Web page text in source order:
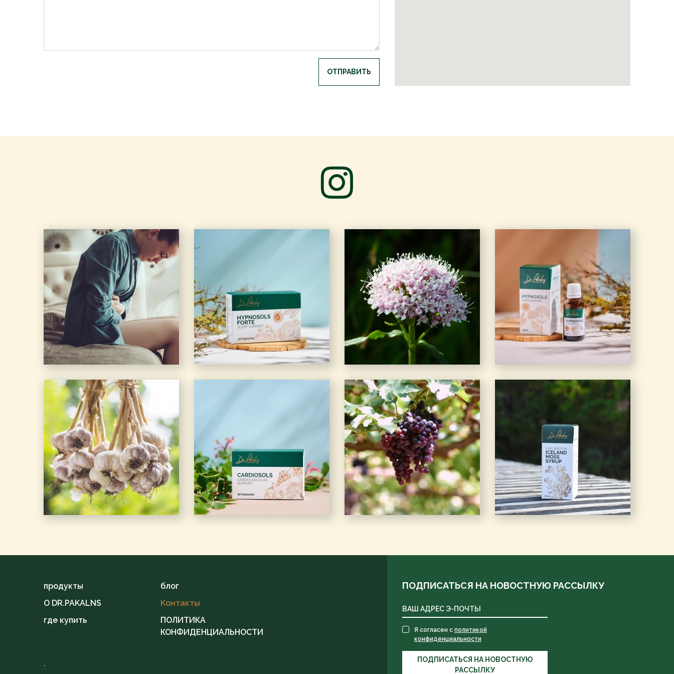
ОТПРАВИТЬ
ПОДПИСАТЬСЯ НА НОВОСТНУЮ РАССЫЛКУ
Я согласен с политикой
конфиденциальности
ПОДПИСАТЬСЯ НА НОВОСТНУЮ
РАССЫЛКУ
продукты
O DR.PAKALNS
где купить
блог
Kонтакты
ПОЛИТИКА
КОНФИДЕНЦИАЛЬНОСТИ
.